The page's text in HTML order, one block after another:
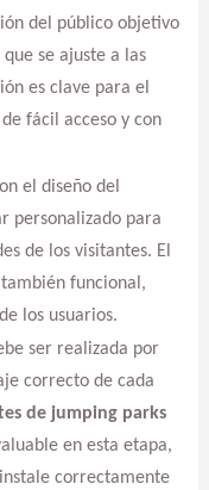
del público objetivo
se ajuste a las
es clave para el
fácil acceso y con
el diseño del
personalizado para
de los visitantes. El
funcional,
los usuarios.
ser realizada por
correcto de cada
de jumping parks
en esta etapa,
correctamente